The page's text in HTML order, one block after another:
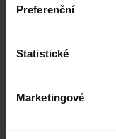
Preferenční
Statistické
Marketingové